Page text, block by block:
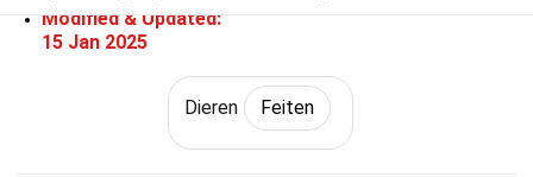
Modified & Updated:
15 Jan 2025
Dieren Feiten